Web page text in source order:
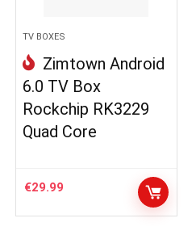
TV BOXES
Zimtown Android
6.0 TV Box
Rockchip RK3229
Quad Core
€29.99